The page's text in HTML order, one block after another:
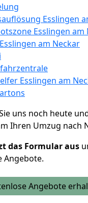
Esslingen
Esslingen am
am Neckar
Esslingen am
uns noch heute
Ihren Umzug nach
das Formular aus
Angebote.
Angebote